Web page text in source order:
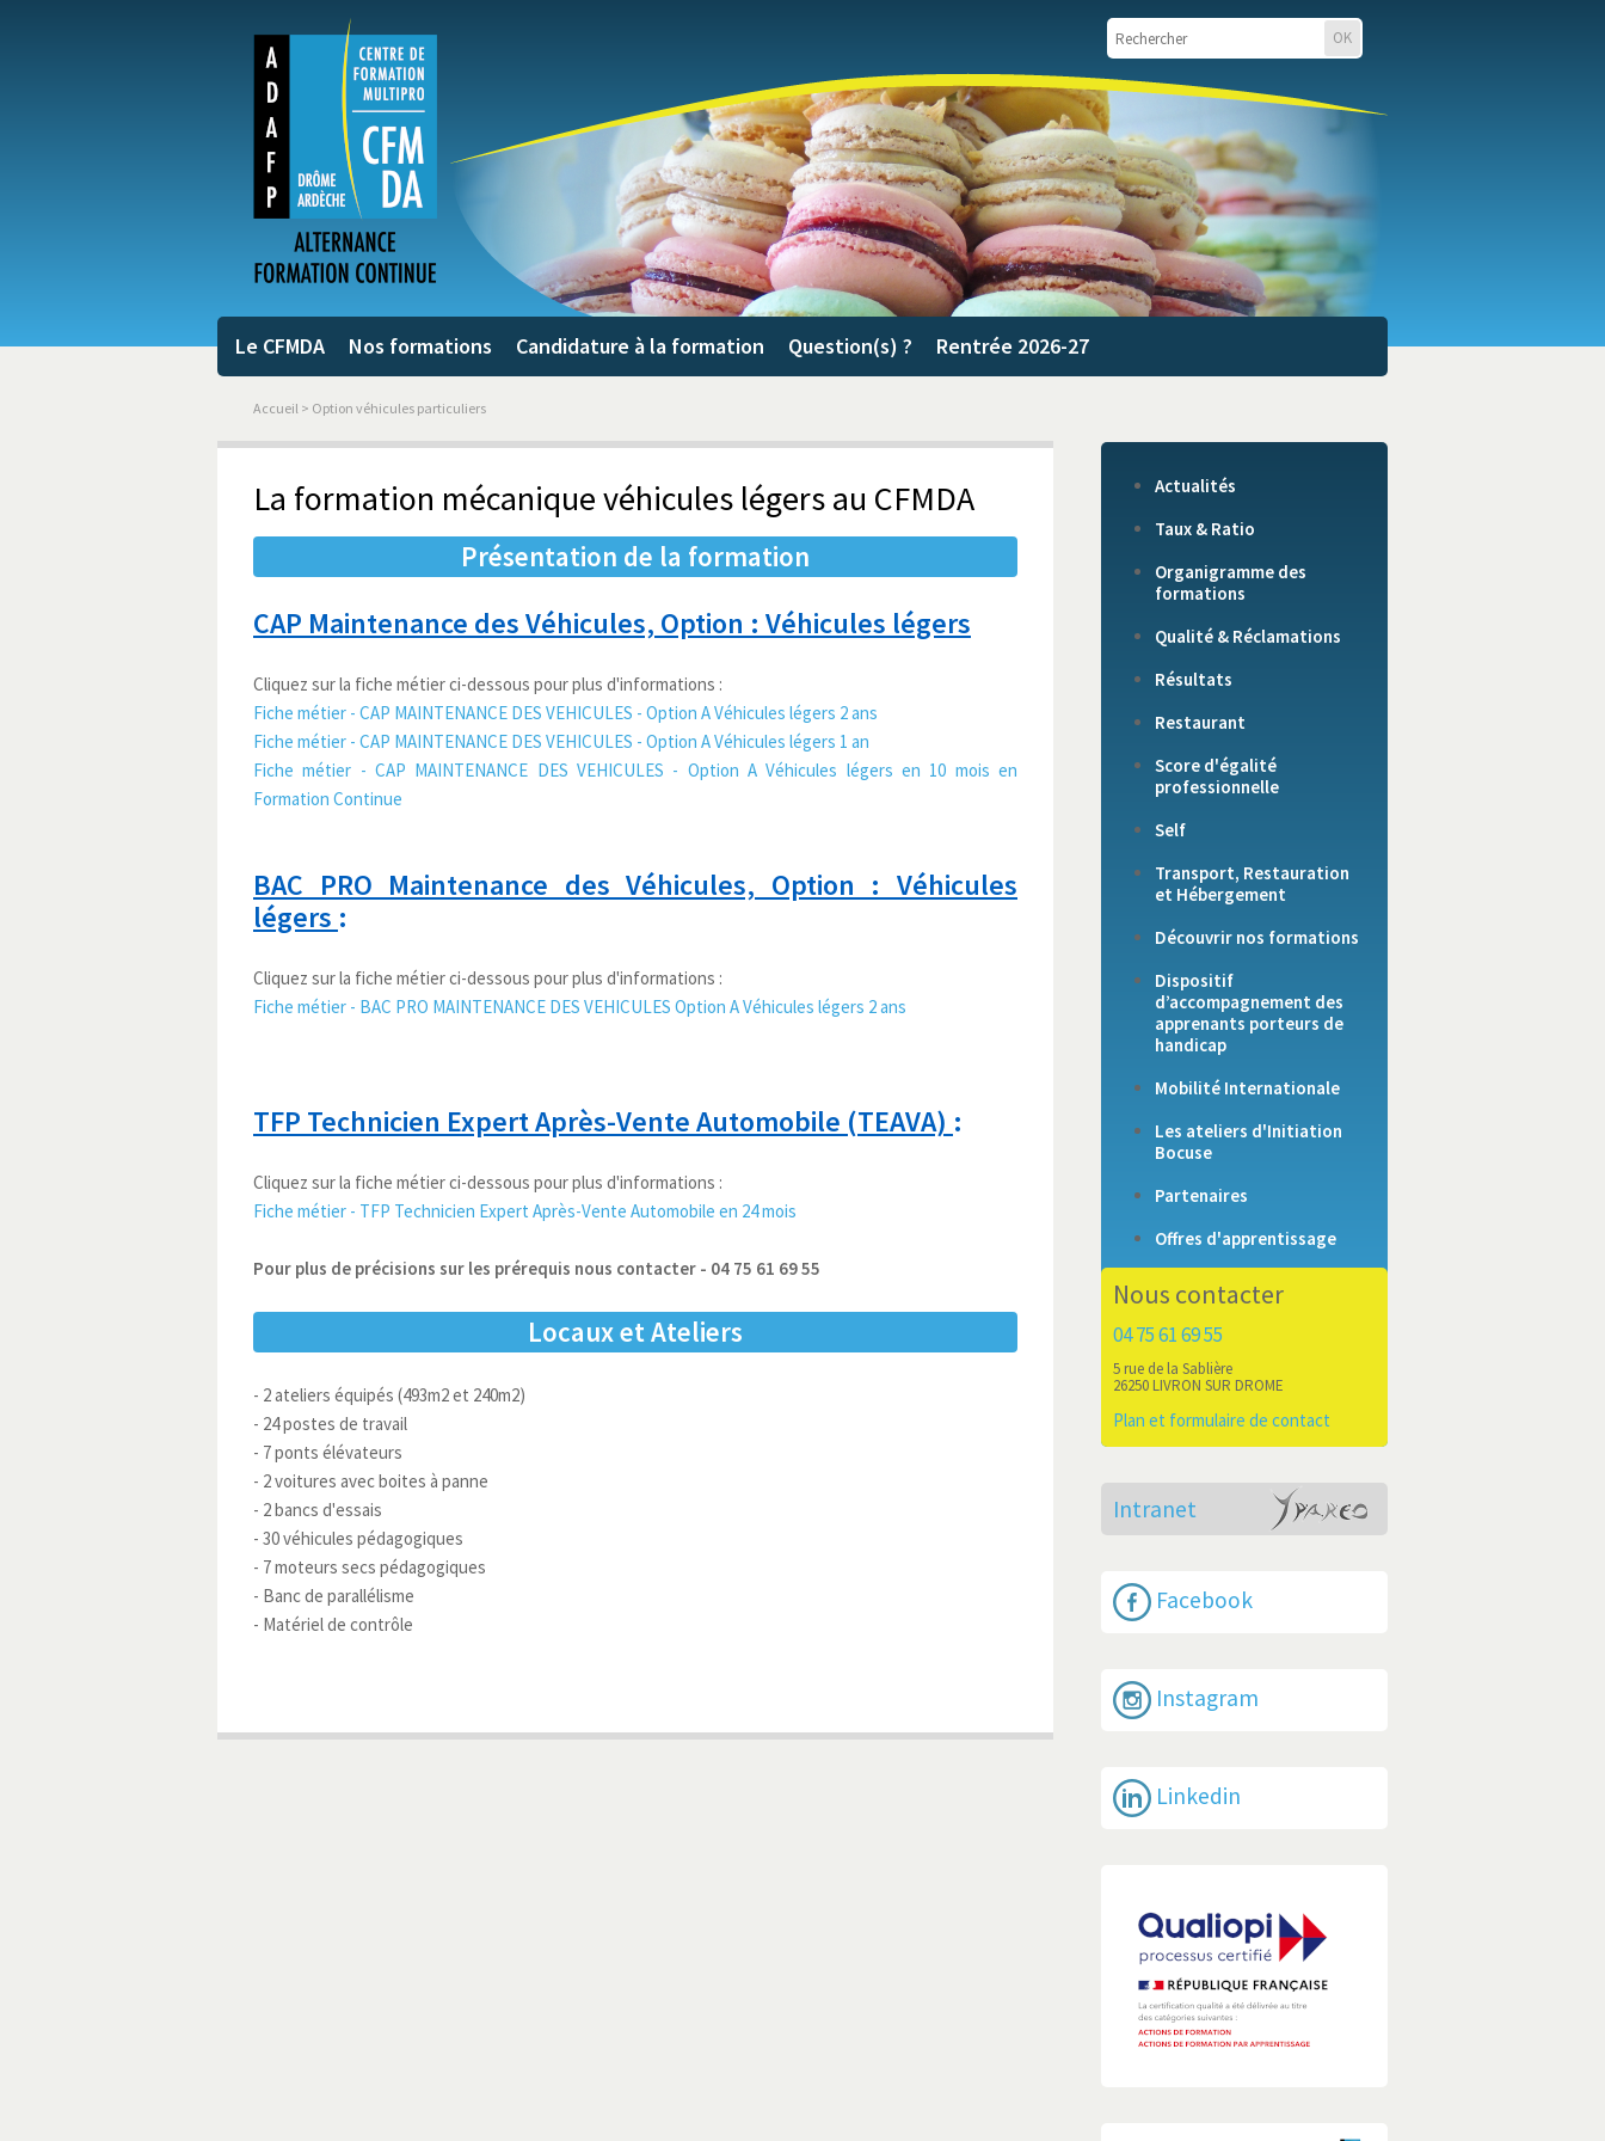
Le CFMDA Nos formations Candidature à la formation Question(s) ? Rentrée 2026-27
Accueil > Option véhicules particuliers
La formation mécanique véhicules légers au CFMDA
Présentation de la formation
CAP Maintenance des Véhicules, Option : Véhicules légers
Cliquez sur la fiche métier ci-dessous pour plus d'informations :
Fiche métier - CAP MAINTENANCE DES VEHICULES - Option A Véhicules légers 2 ans
Fiche métier - CAP MAINTENANCE DES VEHICULES - Option A Véhicules légers 1 an
Fiche métier - CAP MAINTENANCE DES VEHICULES - Option A Véhicules légers en 10 mois en
Formation Continue
BAC PRO Maintenance des Véhicules, Option : Véhicules
légers :
Cliquez sur la fiche métier ci-dessous pour plus d'informations :
Fiche métier - BAC PRO MAINTENANCE DES VEHICULES Option A Véhicules légers 2 ans
TFP Technicien Expert Après-Vente Automobile (TEAVA) :
Cliquez sur la fiche métier ci-dessous pour plus d'informations :
Fiche métier - TFP Technicien Expert Après-Vente Automobile en 24 mois
Pour plus de précisions sur les prérequis nous contacter - 04 75 61 69 55
Locaux et Ateliers
- 2 ateliers équipés (493m2 et 240m2)
- 24 postes de travail
- 7 ponts élévateurs
- 2 voitures avec boites à panne
- 2 bancs d'essais
- 30 véhicules pédagogiques
- 7 moteurs secs pédagogiques
- Banc de parallélisme
- Matériel de contrôle
Actualités
Taux & Ratio
Organigramme des
formations
Qualité & Réclamations
Résultats
Restaurant
Score d'égalité
professionnelle
Self
Transport, Restauration
et Hébergement
Découvrir nos formations
Dispositif
d’accompagnement des
apprenants porteurs de
handicap
Mobilité Internationale
Les ateliers d'Initiation
Bocuse
Partenaires
Offres d'apprentissage
Nous contacter
04 75 61 69 55
5 rue de la Sablière
26250 LIVRON SUR DROME
Plan et formulaire de contact
Intranet
Facebook
Instagram
Linkedin